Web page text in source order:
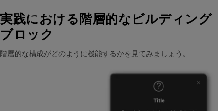
実践における階層的なビルディング
ブロック
階層的な構成がどのように機能するかを見てみましょう。